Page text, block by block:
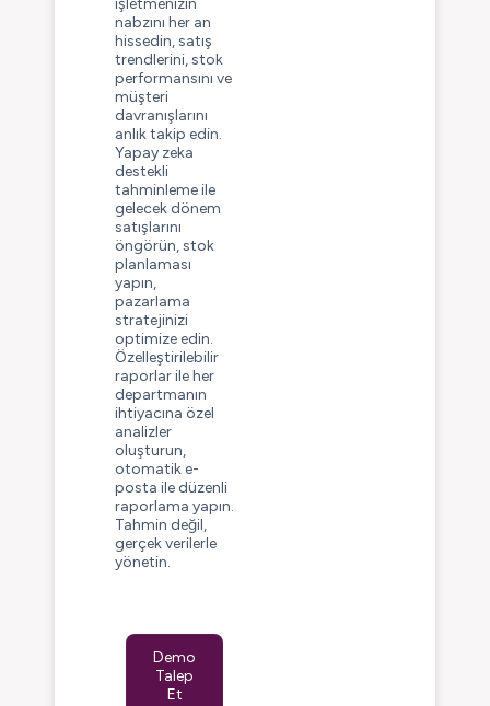
işletmenizin
nabzını her an
hissedin, satış
trendlerini, stok
performansını ve
müşteri
davranışlarını
anlık takip edin.
Yapay zeka
destekli
tahminleme ile
gelecek dönem
satışlarını
öngörün, stok
planlaması
yapın,
pazarlama
stratejinizi
optimize edin.
Özelleştirilebilir
raporlar ile her
departmanın
ihtiyacına özel
analizler
oluşturun,
otomatik e-
posta ile düzenli
raporlama yapın.
Tahmin değil,
gerçek verilerle
yönetin.
Demo
Talep
Et